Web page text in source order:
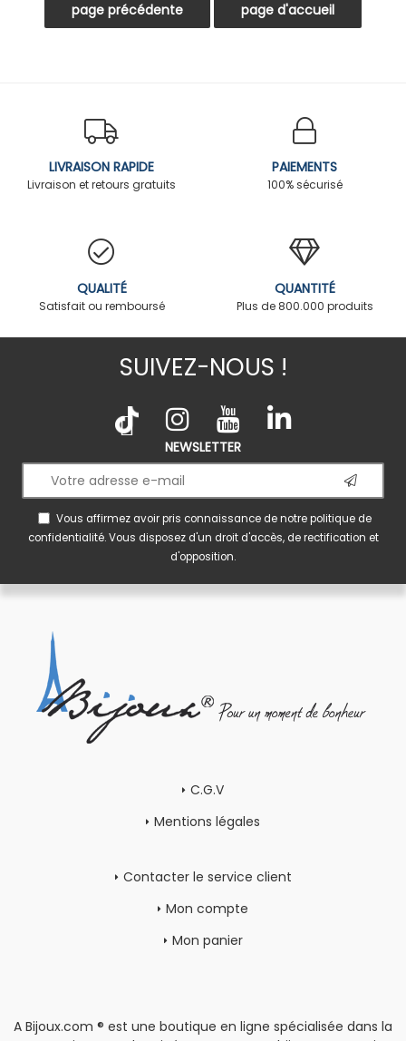
LIVRAISON RAPIDE
Livraison et retours gratuits
PAIEMENTS
100% sécurisé
QUALITÉ
Satisfait ou remboursé
QUANTITÉ
Plus de 800.000 produits
SUIVEZ-NOUS !
NEWSLETTER
Vous affirmez avoir pris connaissance de notrepolitique de
confidentialité. Vous disposez d'un droit d'accès, de rectification et
d'opposition.
C.G.V
Mentions légales
Contacter le service client
Mon compte
Mon panier
A Bijoux.com ® est une boutique en ligne spécialisée dans la